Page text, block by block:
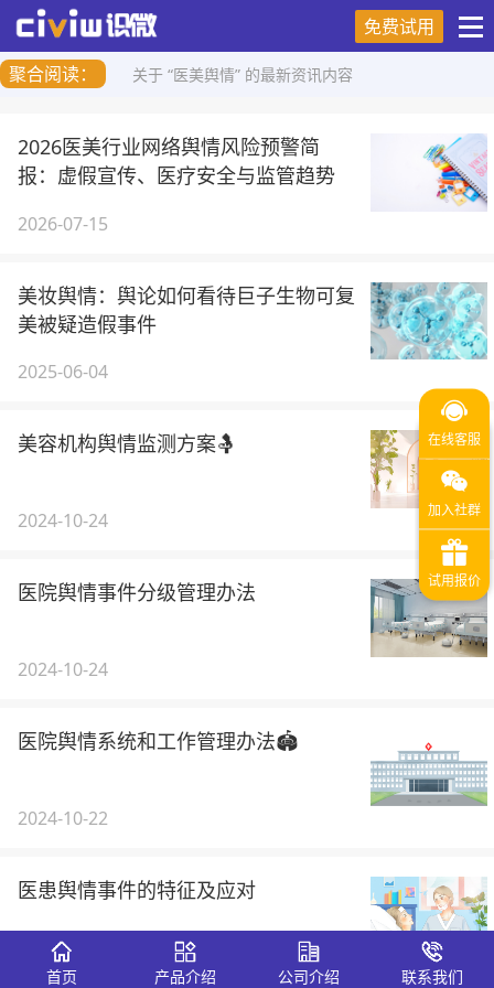
免费试用
聚合阅读：
关于 “医美舆情” 的最新资讯内容
2026医美行业网络舆情风险预警简
报：虚假宣传、医疗安全与监管趋势
2026-07-15
美妆舆情：舆论如何看待巨子生物可复
美被疑造假事件
2025-06-04
美容机构舆情监测方案🤱
2024-10-24
医院舆情事件分级管理办法
2024-10-24
医院舆情系统和工作管理办法🏟️
2024-10-22
医患舆情事件的特征及应对
2024-07-30
首页 产品介绍 公司介绍 联系我们